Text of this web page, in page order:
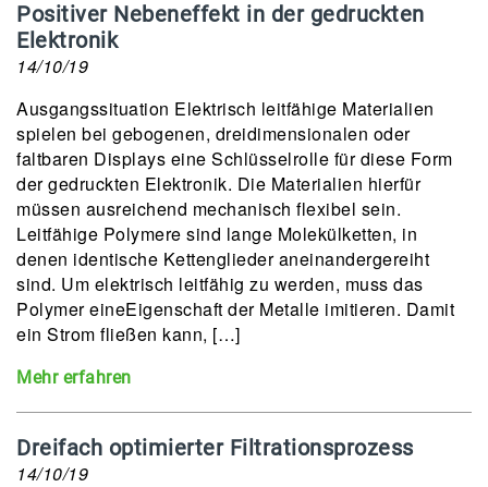
Positiver Nebeneffekt in der gedruckten
Elektronik
14/10/19
Ausgangssituation Elektrisch leitfähige Materialien
spielen bei gebogenen, dreidimensionalen oder
faltbaren Displays eine Schlüsselrolle für diese Form
der gedruckten Elektronik. Die Materialien hierfür
müssen ausreichend mechanisch flexibel sein.
Leitfähige Polymere sind lange Molekülketten, in
denen identische Kettenglieder aneinandergereiht
sind. Um elektrisch leitfähig zu werden, muss das
Polymer eineEigenschaft der Metalle imitieren. Damit
ein Strom fließen kann, […]
Mehr erfahren
Dreifach optimierter Filtrationsprozess
14/10/19